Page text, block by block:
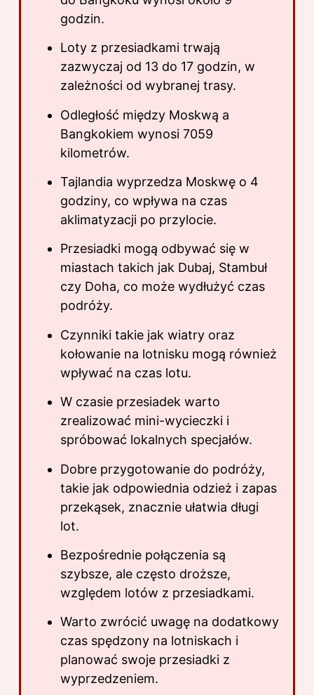
godzin.
Loty z przesiadkami trwają
zazwyczaj od 13 do 17 godzin, w
zależności od wybranej trasy.
Odległość między Moskwą a
Bangkokiem wynosi 7059
kilometrów.
Tajlandia wyprzedza Moskwę o 4
godziny, co wpływa na czas
aklimatyzacji po przylocie.
Przesiadki mogą odbywać się w
miastach takich jak Dubaj, Stambuł
czy Doha, co może wydłużyć czas
podróży.
Czynniki takie jak wiatry oraz
kołowanie na lotnisku mogą również
wpływać na czas lotu.
W czasie przesiadek warto
zrealizować mini-wycieczki i
spróbować lokalnych specjałów.
Dobre przygotowanie do podróży,
takie jak odpowiednia odzież i zapas
przekąsek, znacznie ułatwia długi
lot.
Bezpośrednie połączenia są
szybsze, ale często droższe,
względem lotów z przesiadkami.
Warto zwrócić uwagę na dodatkowy
czas spędzony na lotniskach i
planować swoje przesiadki z
wyprzedzeniem.